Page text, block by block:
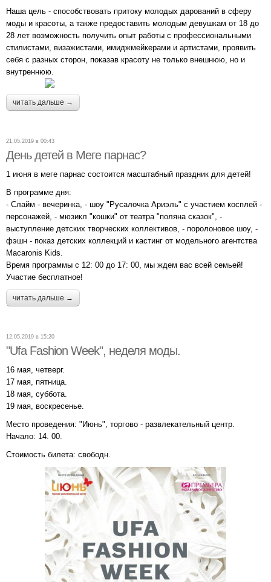
Наша цель - способствовать притоку молодых дарований в сферу
моды и красоты, а также предоставить молодым девушкам от 18 до
28 лет возможность получить опыт работы с профессиональными
стилистами, визажистами, имиджмейкерами и артистами, проявить
себя с разных сторон, показав красоту не только внешнюю, но и
внутреннюю.
читать дальше →
21.05.2019 в 00:43
День детей в Меге парнас?
1 июня в меге парнас состоится масштабный праздник для детей!
В программе дня:
- Слайм - вечеринка, - шоу "Русалочка Ариэль" с участием косплей -
персонажей, - мюзикл "кошки" от театра "поляна сказок", -
выступление детских творческих коллективов, - поролоновое шоу, -
фэшн - показ детских коллекций и кастинг от модельного агентства
Macaronis Kids.
Время программы с 12: 00 до 17: 00, мы ждем вас всей семьей!
Участие бесплатное!
читать дальше →
12.05.2019 в 15:20
"Ufa Fashion Week", неделя моды.
16 мая, четверг.
17 мая, пятница.
18 мая, суббота.
19 мая, воскресенье.
Место проведения: "Июнь", торгово - развлекательный центр.
Начало: 14. 00.
Стоимость билета: свободн.